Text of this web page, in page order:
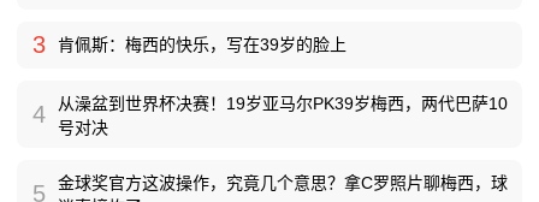
3 肯佩斯：梅西的快乐，写在39岁的脸上
4
从澡盆到世界杯决赛！19岁亚马尔PK39岁梅西，两代巴萨10
号对决
5
金球奖官方这波操作，究竟几个意思？拿C罗照片聊梅西，球